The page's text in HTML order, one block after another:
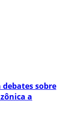
sobre
a